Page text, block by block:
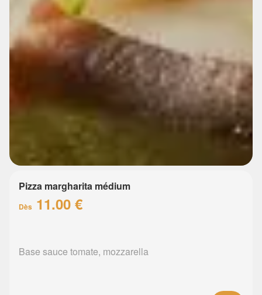
Pizza margharita médium
Dès 11.00 €
Base sauce tomate, mozzarella